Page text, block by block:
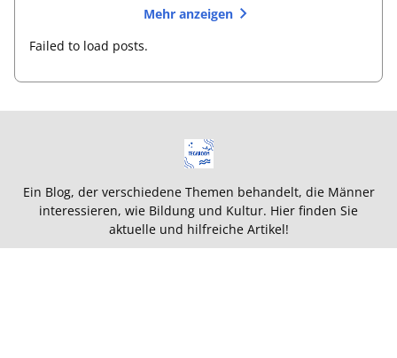
Mehr anzeigen
Failed to load posts.
Ein Blog, der verschiedene Themen behandelt, die Männer
interessieren, wie Bildung und Kultur. Hier finden Sie
aktuelle und hilfreiche Artikel!